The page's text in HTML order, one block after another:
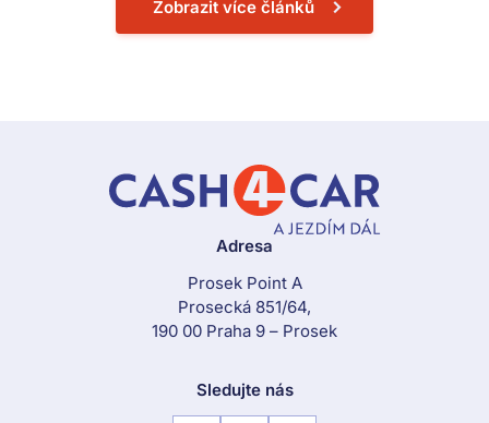
Zobrazit více článků
Adresa
Prosek Point A
Prosecká 851/64,
190 00 Praha 9 – Prosek
Sledujte nás